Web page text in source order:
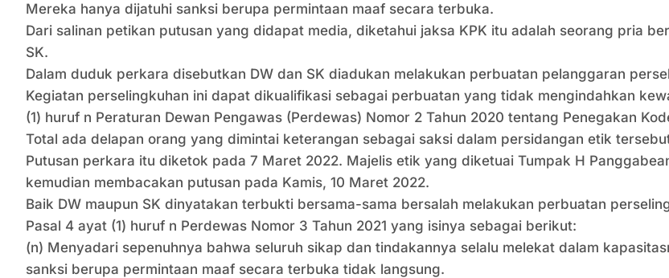
Mereka hanya dijatuhi sanksi berupa permintaan maaf secara terbuka.
Dari salinan petikan putusan yang didapat media, diketahui jaksa KPK itu adalah seorang pria
SK.
Dalam duduk perkara disebutkan DW dan SK diadukan melakukan perbuatan pelanggaran
Kegiatan perselingkuhan ini dapat dikualifikasi sebagai perbuatan yang tidak mengindahkan
(1) huruf n Peraturan Dewan Pengawas (Perdewas) Nomor 2 Tahun 2020 tentang Penegakan
Total ada delapan orang yang dimintai keterangan sebagai saksi dalam persidangan etik
Putusan perkara itu diketok pada 7 Maret 2022. Majelis etik yang diketuai Tumpak H
kemudian membacakan putusan pada Kamis, 10 Maret 2022.
Baik DW maupun SK dinyatakan terbukti bersama-sama bersalah melakukan perbuatan
Pasal 4 ayat (1) huruf n Perdewas Nomor 3 Tahun 2021 yang isinya sebagai berikut:
(n) Menyadari sepenuhnya bahwa seluruh sikap dan tindakannya selalu melekat dalam
sanksi berupa permintaan maaf secara terbuka tidak langsung.